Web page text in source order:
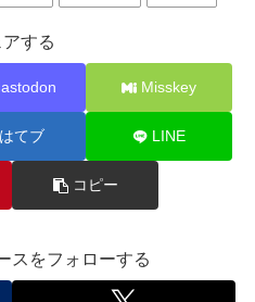
アする
Misskey
はてブ LINE
コピー
スをフォローする